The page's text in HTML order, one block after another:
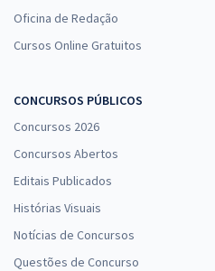
Oficina de Redação
Cursos Online Gratuitos
CONCURSOS PÚBLICOS
Concursos 2026
Concursos Abertos
Editais Publicados
Histórias Visuais
Notícias de Concursos
Questões de Concurso